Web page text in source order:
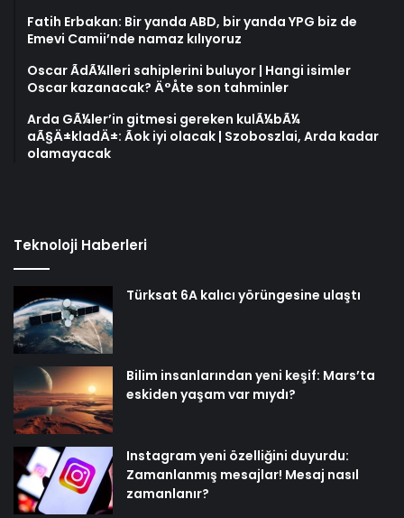
Fatih Erbakan: Bir yanda ABD, bir yanda YPG biz de
Emevi Camii’nde namaz kılıyoruz
Oscar ÃdÃ¼lleri sahiplerini buluyor | Hangi isimler
Oscar kazanacak? Ä°Åte son tahminler
Arda GÃ¼ler’in gitmesi gereken kulÃ¼bÃ¼
aÃ§Ä±kladÄ±: Ãok iyi olacak | Szoboszlai, Arda kadar
olamayacak
Teknoloji Haberleri
Türksat 6A kalıcı yörüngesine ulaştı
Bilim insanlarından yeni keşif: Mars’ta
eskiden yaşam var mıydı?
Instagram yeni özelliğini duyurdu:
Zamanlanmış mesajlar! Mesaj nasıl
zamanlanır?